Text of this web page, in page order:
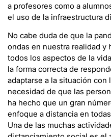
a profesores como a
el uso de la infraestructura
No cabe duda de que la
ondas en nuestra realidad y
todos los aspectos de la
la forma correcta de
adaptarse a la situación con
necesidad de que las
ha hecho que un gran
enfoque a distancia en
Una de las muchas